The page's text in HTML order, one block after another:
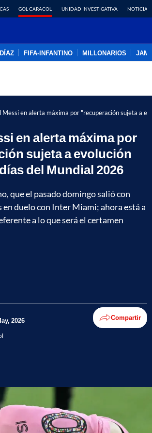
GOL CARACOL UNIDAD INVESTIGATIVA NOTICIAS
FIFA-INFANTINO MILLONARIOS
Messi en alerta máxima por "recuperación sujeta a
en alerta máxima por
sujeta a evolución
del Mundial 2026
que el pasado domingo salió con
en duelo con Inter Miami; ahora está a
a lo que será el certamen
2026 Compartir